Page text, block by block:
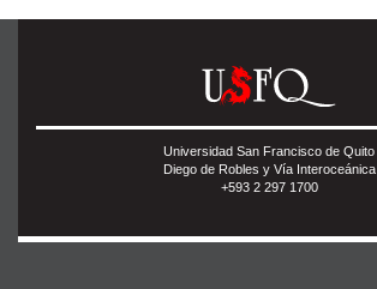
Universidad San Francisco de Quito
Diego de Robles y Vía Interoceánica
+593 2 297 1700